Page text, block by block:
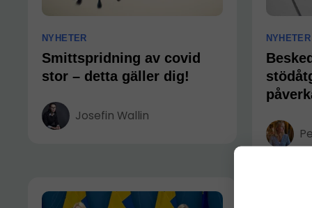
NYHETER
Smittspridning av covid
stor – detta gäller dig!
Josefin Wallin
NYHETER